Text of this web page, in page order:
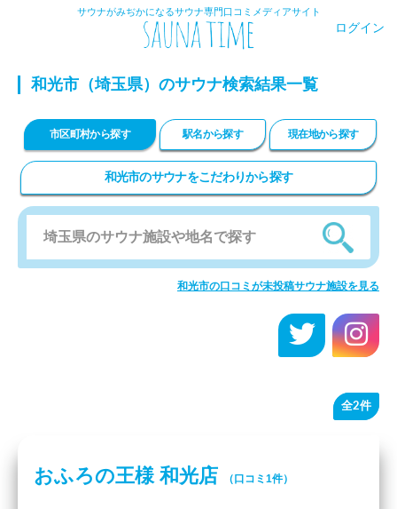
サウナがみぢかになるサウナ専門口コミメディアサイト
ログイン
和光市 （埼玉県）のサウナ検索結果一覧
市区町村から探す 駅名から探す 現在地から探す
和光市のサウナをこだわりから探す
和光市の口コミが未投稿サウナ施設を見る
全2件
おふろの王様 和光店 （口コミ1件）